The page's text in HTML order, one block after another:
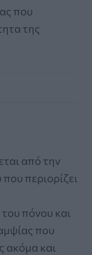
που
της
από την
περιορίζει
πόνου και
που
ακόμα και